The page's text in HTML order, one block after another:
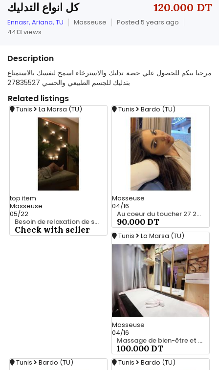
120.000 DT كل انواع التدليك
Ennasr, Ariana, TU Masseuse
Posted 5 years ago
4413 views
Description
مرحبا بيكم للحصول علي حصة تدليك والاسترخاء اسمح لنفسك بالاستمتاع
بتدليك للجسم الطبيعي والحسي 27835527
Related listings
Tunis La Marsa (TU)
top item
Masseuse
05/22
Besoin de relaxation de se vider la tête ? 28 635 347
Check with seller
Tunis Bardo (TU)
Masseuse
04/16
Au coeur du toucher 27 221 122
90.000 DT
Tunis La Marsa (TU)
Masseuse
04/16
Massage de bien-être et confort 25 926 213
100.000 DT
Tunis Bardo (TU) Tunis Bardo (TU)